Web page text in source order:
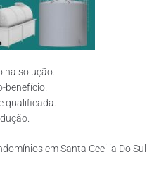
solução.
benefício.
qualificada.
em Santa Cecilia Do Sul